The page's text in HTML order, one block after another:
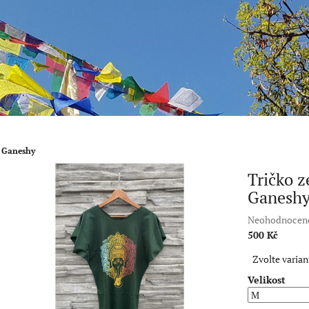
Tričko
Průměrné
hodnocení
je
0,0
z
5
500 Kč
cena:
Zvolte
Velikost